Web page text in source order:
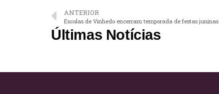
ANTERIOR
Escolas de Vinhedo encerram temporada de festas juninas
Últimas Notícias